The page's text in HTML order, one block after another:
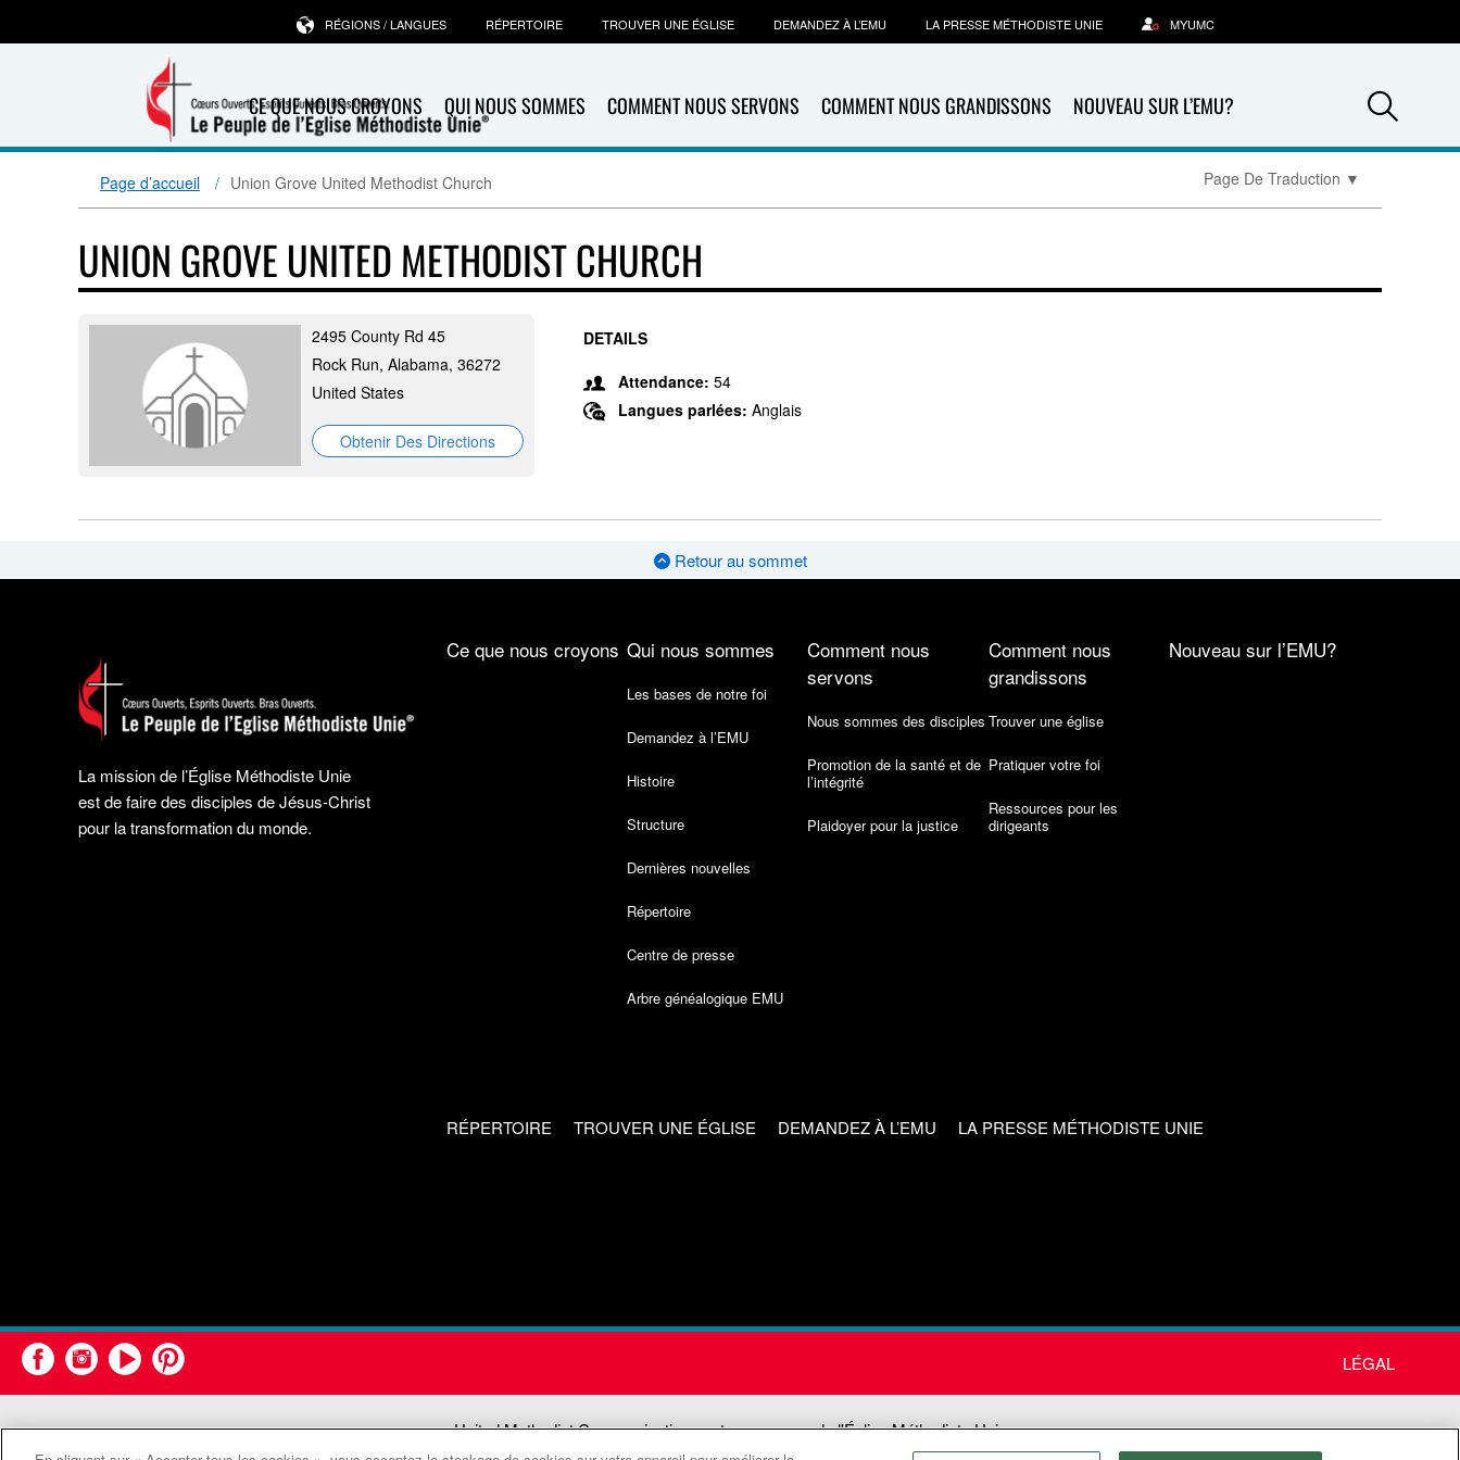
CE QUE NOUS CROYONS QUI NOUS SOMMES COMMENT NOUS SERVONS COMMENT NOUS GRANDISSONS NOUVEAU SUR L’EMU?
RÉGIONS / LANGUES RÉPERTOIRE TROUVER UNE ÉGLISE DEMANDEZ À L’EMU LA PRESSE MÉTHODISTE UNIE MYUMC
Page d’accueil Union Grove United Methodist Church Page De Traduction ▼
UNION GROVE UNITED METHODIST CHURCH
2495 County Rd 45
Rock Run, Alabama, 36272
United States
Obtenir Des Directions
DETAILS
Attendance: 54
Langues parlées: Anglais
Retour au sommet
La mission de l’Église Méthodiste Unie
est de faire des disciples de Jésus-Christ
pour la transformation du monde.
Ce que nous croyons Qui nous sommes
Les bases de notre foi
Demandez à l’EMU
Histoire
Structure
Dernières nouvelles
Répertoire
Centre de presse
Arbre généalogique EMU
Comment nous
servons
Nous sommes des disciples
Promotion de la santé et de
l’intégrité
Plaidoyer pour la justice
Comment nous
grandissons
Trouver une église
Pratiquer votre foi
Ressources pour les
dirigeants
Nouveau sur l’EMU?
RÉPERTOIRE TROUVER UNE ÉGLISE DEMANDEZ À L’EMU LA PRESSE MÉTHODISTE UNIE
LÉGAL
United Methodist Communications est une agence de l'Église Méthodiste Unie